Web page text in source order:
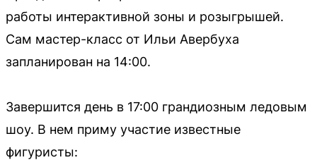
работы интерактивной зоны и розыгрышей.
Сам мастер-класс от Ильи Авербуха
запланирован на 14:00.
Завершится день в 17:00 грандиозным ледовым
шоу. В нем приму участие известные
фигуристы: